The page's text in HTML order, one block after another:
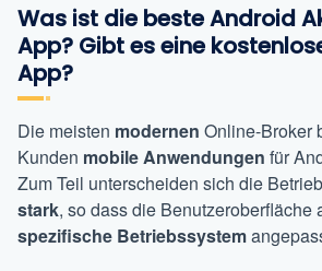
Was ist die beste Android
App? Gibt es eine
App?
Die meisten modernen Online-Broker
Kunden mobile Anwendungen für
Zum Teil unterscheiden sich die
stark, so dass die Benutzeroberfläche
spezifische Betriebssystem